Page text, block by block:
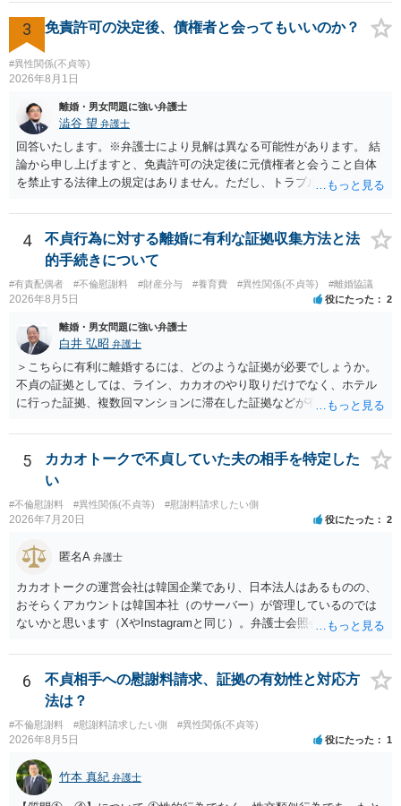
か。 ⇒判決となり敗訴してしまった場合は、強制執行により不動産等
の財産を差し押さえられ、そこから債権回収が図られることになりま
すが、 和解であれば柔軟な解決が可能ですので、その場合は分割払
いにより支払うことも十分可能です。 ⑤ このような事情であれば、私
は120万円のみ和解交渉を続けるべきでしょうか。 ⇒ご相談者様の認
れるため、 120万円のみについて交渉を続けることがベターかと存じ
ます。
には、追加着手金や日当、実費が発生することもあります。 もっと
も、証拠が十分にあるか、相手方の住所・勤務先が分かるか、慰謝料
額、離婚の有無、交渉で終わるか訴訟まで見込むかによって、費用は
変わり得ます。依頼前に、交渉だけの場合、訴訟になった場合、回収
できなかった場合の費用を確認しておくとよいでしょう。 弁護士選び
通しを過度に楽観的に言い過ぎないか、質問に具体的に答えてくれる
か、連絡方法（メール、電話、弁護士直接か事務局員を介するかな
ど）や対応スピードが合うかを確認するとよいと思います。いずれに
しましても、弁護士への相談・依頼にあたっては、証拠資料、夫と相
手方の関係、相手方の氏名・住所等、夫婦関係への影響、離婚予定の
3 免責許可の決定後、債権者と会ってもいいのか？
#異性関係(不貞等)
2026年8月1日
離婚・男女問題に強い弁護士
澁谷 望 弁護士
回答いたします。※弁護士により見解は異なる可能性があります。 結
論から申し上げますと、免責許可の決定後に元債権者と会うこと自体
を禁止する法律上の規定はありません。ただし、トラブル防止の観点
ントは以下の通りです。 ・金銭のやり取りや返済の約束は絶対にしな
い（免責された借金を任意でも支払ってしまうとトラブルの元になり
ます） ・過去のDVや過剰請求の経緯を踏まえ、相手の感情に流されな
い ・予定通り毅然とした態度で距離を置く 法律上の制限はないもの
の、ご自身の生活と精神的な安定を守るためにも、お互いに距離を置
くというご判断は非常に賢明かと思います。
4
不貞行為に対する離婚に有利な証拠収集方法と法
的手続きについて
#有責配偶者 #不倫慰謝料 #財産分与 #養育費 #異性関係(不貞等) #離婚協議
2026年8月5日 役にたった 2
離婚・男女問題に強い弁護士
白井 弘昭 弁護士
＞こちらに有利に離婚するには、どのような証拠が必要でしょうか。
不貞の証拠としては、ライン、カカオのやり取りだけでなく、ホテル
に行った証拠、複数回マンションに滞在した証拠などが有効です。 不
婚する、慰謝料をとるなど）ことができると思われます。 ただし、不
貞発覚後、長期間同居を続けると、不貞を許したとの評価につながる
場合がありますので、ご注意ください。 以上、ご参考まで。
5
カカオトークで不貞していた夫の相手を特定した
い
#不倫慰謝料 #異性関係(不貞等) #慰謝料請求したい側
2026年7月20日 役にたった 2
匿名A 弁護士
カカオトークの運営会社は韓国企業であり、日本法人はあるものの、
おそらくアカウントは韓国本社（のサーバー）が管理しているのでは
ないかと思います（XやInstagramと同じ）。弁護士会照会は日本法に
対する照会は基本的にできないと解されています（弁護士会によって
は例外的に認める扱いもありますが、かなり限定されているので一般
的ではないでしょう）。もし韓国本社がアカウント管理をしているな
ら、日本法人へ送っても「ウチでは管理していない」という回答にな
ります。 個人で直接他人のID情報の開示を求めても拒否されるでしょ
う。
6
不貞相手への慰謝料請求、証拠の有効性と対応方
法は？
#不倫慰謝料 #慰謝料請求したい側 #異性関係(不貞等)
2026年8月5日 役にたった 1
竹本 真紀 弁護士